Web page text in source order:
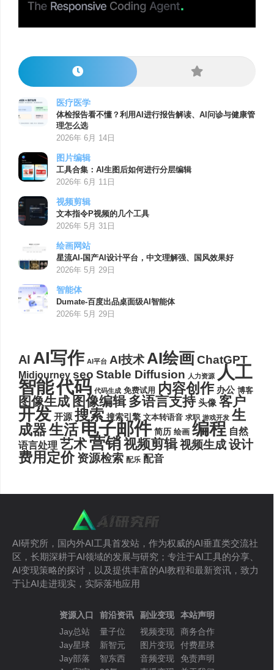
医疗医学
体检报告看不懂？利用AI进行报告解读、AI问诊与健康管
理怎么选
2026年 6月 14日
图片编辑
工具合集：AI生图后如何进行分层编辑
2026年 6月 11日
视频剪辑
文本指令P视频的几个工具
2026年 5月 31日
绘画网站
星流AI-国产AI设计平台，中文理解强、国风效果好
2026年 5月 29日
智能体
Dumate-百度出品桌面级AI智能体
2026年 5月 29日
AI AI写作 AI平台 AI技术AI绘画ChatGPT
Midjourney seo Stable Diffusion 人力资源 人工
智能代码 代码生成 免费试用 内容创作 办公 博客
图像生成 图像编辑 多语言支持 头像 客户
开发 开源 搜索 搜索引擎 文本转语音 求职 游戏开发 生
成器生活电子邮件 简历 绘画 编程 自然
语言处理 艺术营销视频剪辑视频生成设计
费用定价 资源检索 配乐 配音
AI研究所，国内外AI工具首发站，作为权威的AI垂直类交流社
区，长期深耕于AI领域的发展与研究；专注于AI工具的分享、
AI变现策略的探讨，以及提供丰富的AI教程和最新资讯，致力
于让AI走进现实，实际落地应用
资源入口
Jay总站
Jay星球
Jay部落
前沿资讯
量子位
新智元
智东西
副业变现
视频变现
图片变现
音频变现
本站声明
商务合作
付费星球
免责声明